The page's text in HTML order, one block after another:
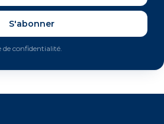
S'abonner
confidentialité.